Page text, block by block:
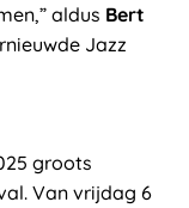
aldus Bert
Jazz
groots
Van vrijdag 6